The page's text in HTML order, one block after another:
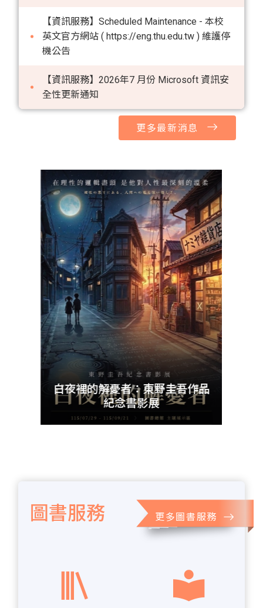
【資訊服務】Scheduled Maintenance - 本校
英文官方網站 ( https://eng.thu.edu.tw ) 維護停
機公告
【資訊服務】2026年7 月份 Microsoft 資訊安
全性更新通知
更多最新消息
白夜裡的解憂者：東野圭吾作品
紀念書影展
圖書服務 更多圖書服務